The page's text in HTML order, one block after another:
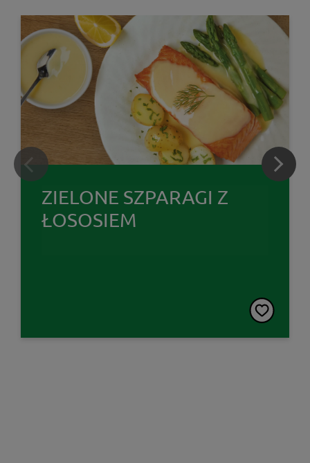
ZIELONE SZPARAGI Z
ŁOSOSIEM